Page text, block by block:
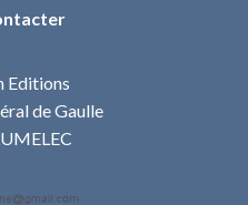
Editions
de Gaulle